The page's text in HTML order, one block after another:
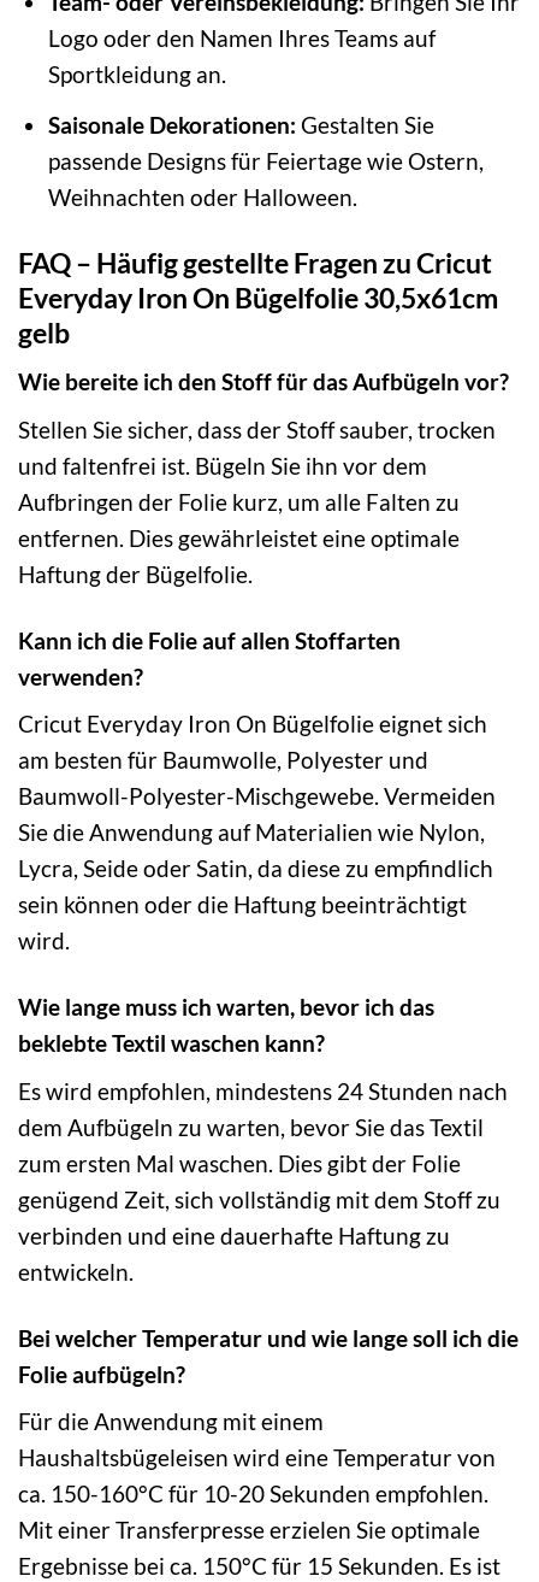
Logo oder den Namen Ihres Teams auf
Sportkleidung an.
Saisonale Dekorationen: Gestalten Sie
passende Designs für Feiertage wie Ostern,
Weihnachten oder Halloween.
FAQ – Häufig gestellte Fragen zu Cricut
Everyday Iron On Bügelfolie 30,5x61cm
gelb
Wie bereite ich den Stoff für das Aufbügeln vor?
Stellen Sie sicher, dass der Stoff sauber, trocken
und faltenfrei ist. Bügeln Sie ihn vor dem
Aufbringen der Folie kurz, um alle Falten zu
entfernen. Dies gewährleistet eine optimale
Haftung der Bügelfolie.
Kann ich die Folie auf allen Stoffarten
verwenden?
Cricut Everyday Iron On Bügelfolie eignet sich
am besten für Baumwolle, Polyester und
Baumwoll-Polyester-Mischgewebe. Vermeiden
Sie die Anwendung auf Materialien wie Nylon,
Lycra, Seide oder Satin, da diese zu empfindlich
sein können oder die Haftung beeinträchtigt
wird.
Wie lange muss ich warten, bevor ich das
beklebte Textil waschen kann?
Es wird empfohlen, mindestens 24 Stunden nach
dem Aufbügeln zu warten, bevor Sie das Textil
zum ersten Mal waschen. Dies gibt der Folie
genügend Zeit, sich vollständig mit dem Stoff zu
verbinden und eine dauerhafte Haftung zu
entwickeln.
Bei welcher Temperatur und wie lange soll ich die
Folie aufbügeln?
Für die Anwendung mit einem
Haushaltsbügeleisen wird eine Temperatur von
ca. 150-160°C für 10-20 Sekunden empfohlen.
Mit einer Transferpresse erzielen Sie optimale
Ergebnisse bei ca. 150°C für 15 Sekunden. Es ist